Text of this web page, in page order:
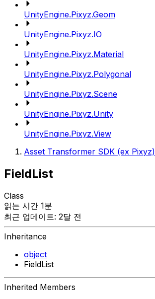
UnityEngine.Pixyz.Geom
UnityEngine.Pixyz.IO
UnityEngine.Pixyz.Material
UnityEngine.Pixyz.Polygonal
UnityEngine.Pixyz.Scene
UnityEngine.Pixyz.Unity
UnityEngine.Pixyz.View
Asset Transformer SDK (ex Pixyz)
FieldList
Class
읽는 시간 1분
최근 업데이트: 2달 전
Inheritance
object
FieldList
Inherited Members